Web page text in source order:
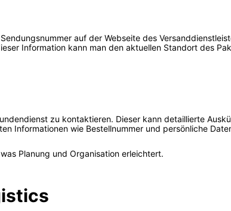
auf der Webseite des
Information kann man den aktuellen Standort des
zu kontaktieren. Dieser kann detaillierte
Informationen wie Bestellnummer und persönliche
Planung und Organisation erleichtert.